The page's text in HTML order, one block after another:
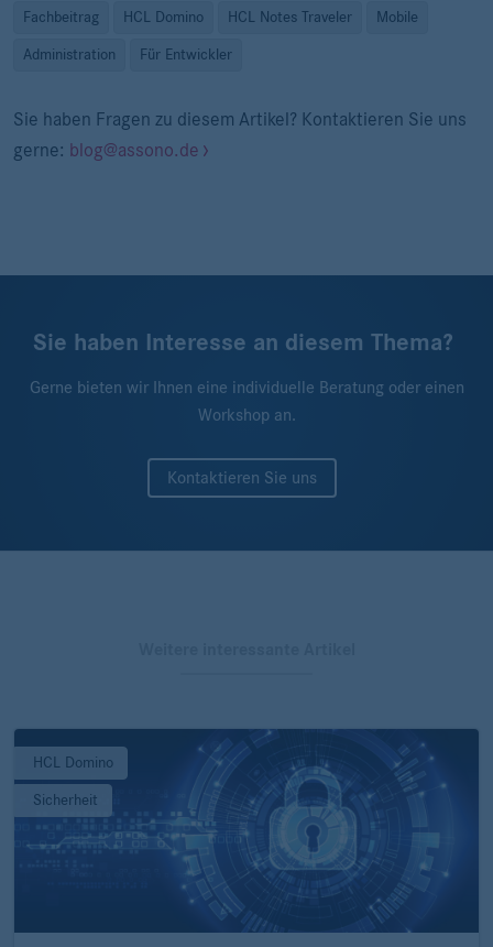
Fachbeitrag HCL Domino HCL Notes Traveler Mobile
Administration Für Entwickler
Sie haben Fragen zu diesem Artikel? Kontaktieren Sie uns
gerne: blog@assono.de
Sie haben Interesse an diesem Thema?
Gerne bieten wir Ihnen eine individuelle Beratung oder einen
Workshop an.
Kontaktieren Sie uns
HCL Domino
Sicherheit